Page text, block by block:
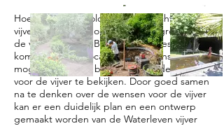
Hoe wordt het biologisch evenwicht van de
vijver in stand gehouden en hoe groot gaat
de vijver worden? Bij het eerste gesprek
kom ik langs op locatie om de wensen en
mogelijkheden te bespreken en de locatie
voor de vijver te bekijken. Door goed samen
na te denken over de wensen voor de vijver
kan er een duidelijk plan en een ontwerp
gemaakt worden van de Waterleven vijver